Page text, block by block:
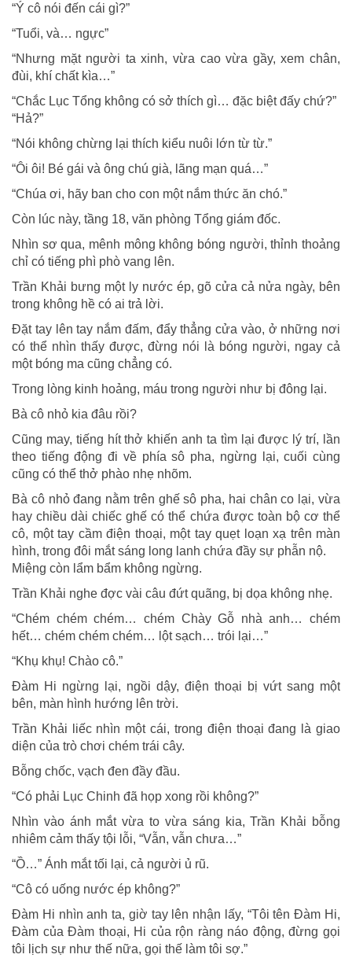
“Ý cô nói đến cái gì?”
“Tuổi, và… ngực”
“Nhưng mặt người ta xinh, vừa cao vừa gầy, xem chân,
đùi, khí chất kìa…”
“Chắc Lục Tổng không có sở thích gì… đặc biệt đấy chứ?”
“Hả?”
“Nói không chừng lại thích kiểu nuôi lớn từ từ.”
“Ôi ôi! Bé gái và ông chú già, lãng mạn quá…”
“Chúa ơi, hãy ban cho con một nắm thức ăn chó.”
Còn lúc này, tầng 18, văn phòng Tổng giám đốc.
Nhìn sơ qua, mênh mông không bóng người, thỉnh thoảng
chỉ có tiếng phì phò vang lên.
Trần Khải bưng một ly nước ép, gõ cửa cả nửa ngày, bên
trong không hề có ai trả lời.
Đặt tay lên tay nắm đấm, đẩy thẳng cửa vào, ở những nơi
có thể nhìn thấy được, đừng nói là bóng người, ngay cả
một bóng ma cũng chẳng có.
Trong lòng kinh hoảng, máu trong người như bị đông lại.
Bà cô nhỏ kia đâu rồi?
Cũng may, tiếng hít thở khiến anh ta tìm lại được lý trí, lần
theo tiếng động đi về phía sô pha, ngừng lại, cuối cùng
cũng có thể thở phào nhẹ nhõm.
Bà cô nhỏ đang nằm trên ghế sô pha, hai chân co lại, vừa
hay chiều dài chiếc ghế có thể chứa được toàn bộ cơ thể
cô, một tay cầm điện thoại, một tay quẹt loạn xạ trên màn
hình, trong đôi mắt sáng long lanh chứa đầy sự phẫn nộ.
Miệng còn lẩm bẩm không ngừng.
Trần Khải nghe đợc vài câu đứt quãng, bị dọa không nhẹ.
“Chém chém chém… chém Chày Gỗ nhà anh… chém
hết… chém chém chém… lột sạch… trói lại…”
“Khụ khụ! Chào cô.”
Đàm Hi ngừng lại, ngồi dậy, điện thoại bị vứt sang một
bên, màn hình hướng lên trời.
Trần Khải liếc nhìn một cái, trong điện thoại đang là giao
diện của trò chơi chém trái cây.
Bỗng chốc, vạch đen đầy đầu.
“Có phải Lục Chinh đã họp xong rồi không?”
Nhìn vào ánh mắt vừa to vừa sáng kia, Trần Khải bỗng
nhiêm cảm thấy tội lỗi, “Vẫn, vẫn chưa…”
“Ồ…” Ánh mắt tối lại, cả người ủ rũ.
“Cô có uống nước ép không?”
Đàm Hi nhìn anh ta, giờ tay lên nhận lấy, “Tôi tên Đàm Hi,
Đàm của Đàm thoại, Hi của rộn ràng náo động, đừng gọi
tôi lịch sự như thế nữa, gọi thế làm tôi sợ.”